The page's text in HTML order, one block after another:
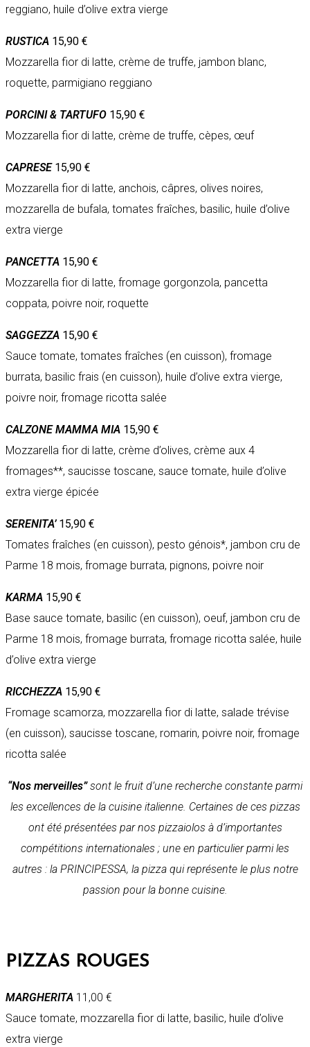
reggiano, huile d’olive extra vierge
RUSTICA 15,90 €
Mozzarella fior di latte, crème de truffe, jambon blanc,
roquette, parmigiano reggiano
PORCINI & TARTUFO 15,90 €
Mozzarella fior di latte, crème de truffe, cèpes, œuf
CAPRESE 15,90 €
Mozzarella fior di latte, anchois, câpres, olives noires,
mozzarella de bufala, tomates fraîches, basilic, huile d’olive
extra vierge
PANCETTA 15,90 €
Mozzarella fior di latte, fromage gorgonzola, pancetta
coppata, poivre noir, roquette
SAGGEZZA 15,90 €
Sauce tomate, tomates fraîches (en cuisson), fromage
burrata, basilic frais (en cuisson), huile d’olive extra vierge,
poivre noir, fromage ricotta salée
CALZONE MAMMA MIA 15,90 €
Mozzarella fior di latte, crème d’olives, crème aux 4
fromages**, saucisse toscane, sauce tomate, huile d’olive
extra vierge épicée
SERENITA’ 15,90 €
Tomates fraîches (en cuisson), pesto génois*, jambon cru de
Parme 18 mois, fromage burrata, pignons, poivre noir
KARMA 15,90 €
Base sauce tomate, basilic (en cuisson), oeuf, jambon cru de
Parme 18 mois, fromage burrata, fromage ricotta salée, huile
d’olive extra vierge
RICCHEZZA 15,90 €
Fromage scamorza, mozzarella fior di latte, salade trévise
(en cuisson), saucisse toscane, romarin, poivre noir, fromage
ricotta salée
“Nos merveilles”sont le fruit d’une recherche constante parmi
les excellences de la cuisine italienne. Certaines de ces pizzas
ont été présentées par nos pizzaiolos à d’importantes
compétitions internationales ; une en particulier parmi les
autres : la PRINCIPESSA, la pizza qui représente le plus notre
passion pour la bonne cuisine.
PIZZAS ROUGES
MARGHERITA 11,00 €
Sauce tomate, mozzarella fior di latte, basilic, huile d’olive
extra vierge